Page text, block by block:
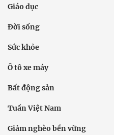
Giáo dục
Đời sống
Sức khỏe
Ô tô xe máy
Bất động sản
Tuần Việt Nam
Giảm nghèo bền vững